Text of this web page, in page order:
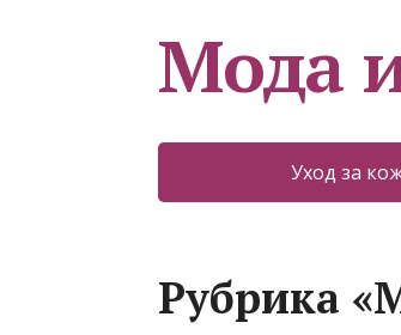
Мода
Уход за
Рубрика